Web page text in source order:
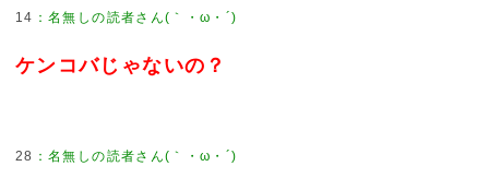
14 ：名無しの読者さん(｀・ω・´)
ケンコバじゃないの？
28 ：名無しの読者さん(｀・ω・´)